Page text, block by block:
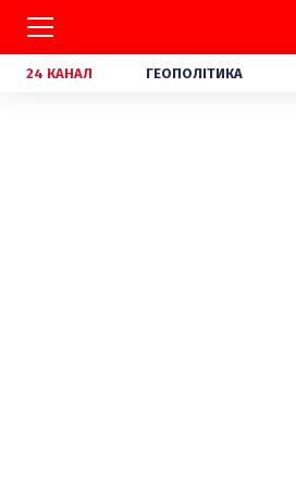
24 КАНАЛ ГЕОПОЛІТИКА